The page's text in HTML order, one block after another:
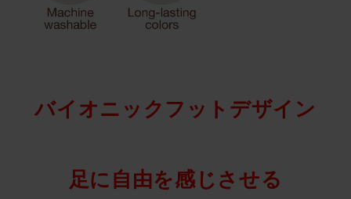
バイオニックフットデザイン
足に自由を感じさせる